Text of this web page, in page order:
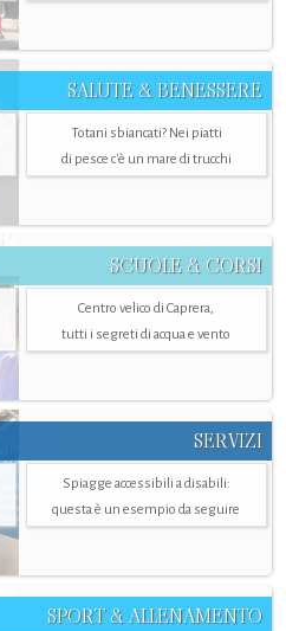
SALUTE & BENESSERE
Totani sbiancati? Nei piatti
di pesce c'è un mare di trucchi
SCUOLE & CORSI
Centro velico di Caprera,
tutti i segreti di acqua e vento
SERVIZI
Spiagge accessibili a disabili:
questa è un esempio da seguire
SPORT & ALLENAMENTO